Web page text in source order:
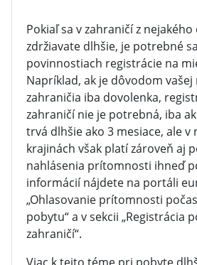
Pokiaľ sa v zahraničí z
zdržiavate dlhšie, je potrebné
povinnostiach registrácie na
Napríklad, ak je dôvodom vašej
zahraničia iba dovolenka,
zahraničí nie je potrebná, iba
trvá dlhšie ako 3 mesiace, ale v
krajinách však platí zároveň aj
nahlásenia prítomnosti ihneď
informácií nájdete na portáli
„Ohlasovanie prítomnosti
pobytu“ a v sekcii „Registrácia
zahraničí“.